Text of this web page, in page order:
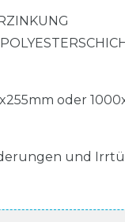
oder
und